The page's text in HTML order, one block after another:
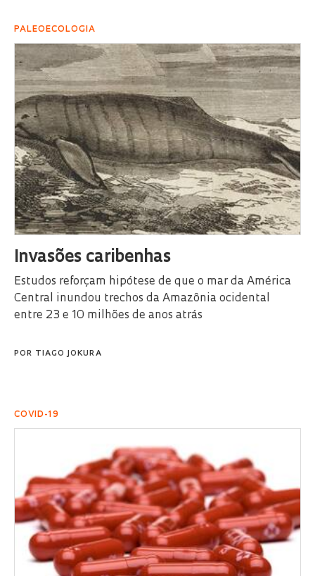
PALEOECOLOGIA
Invasões caribenhas
Estudos reforçam hipótese de que o mar da América
Central inundou trechos da Amazônia ocidental
entre 23 e 10 milhões de anos atrás
POR TIAGO JOKURA
COVID-19